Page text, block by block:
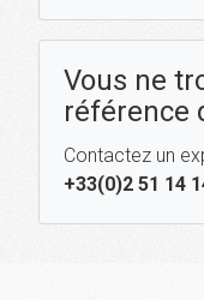
Vous ne
référence
Contactez un
+33(0)2 51 14